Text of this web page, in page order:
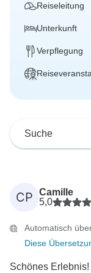
Reiseleitung
Unterkunft
Verpflegung
CP
Camille
5,0
Automatisch
Diese
Schönes Erlebnis!